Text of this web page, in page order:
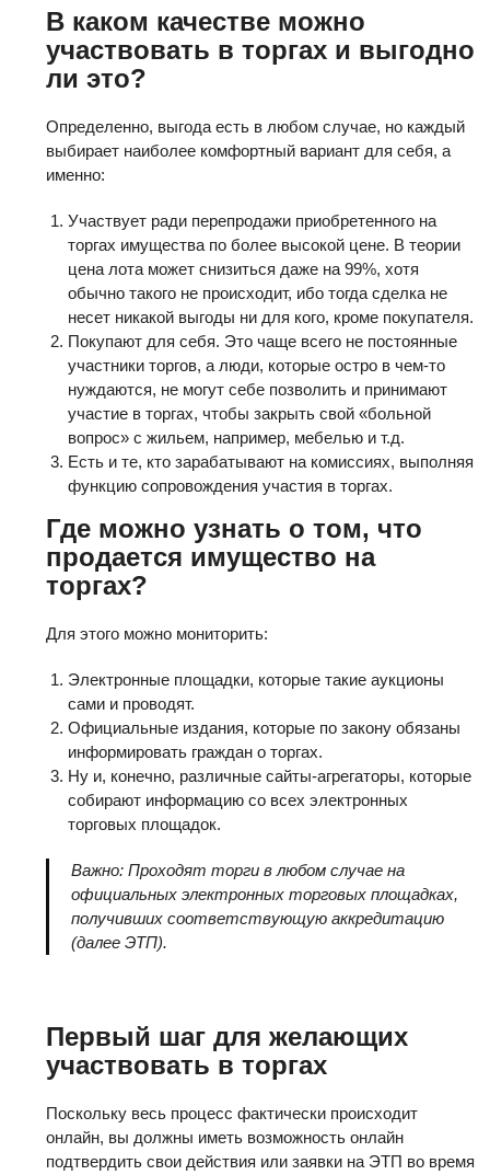
В каком качестве можно
участвовать в торгах и выгодно
ли это?
Определенно, выгода есть в любом случае, но каждый
выбирает наиболее комфортный вариант для себя, а
именно:
Участвует ради перепродажи приобретенного на
торгах имущества по более высокой цене. В теории
цена лота может снизиться даже на 99%, хотя
обычно такого не происходит, ибо тогда сделка не
несет никакой выгоды ни для кого, кроме покупателя.
Покупают для себя. Это чаще всего не постоянные
участники торгов, а люди, которые остро в чем-то
нуждаются, не могут себе позволить и принимают
участие в торгах, чтобы закрыть свой «больной
вопрос» с жильем, например, мебелью и т.д.
Есть и те, кто зарабатывают на комиссиях, выполняя
функцию сопровождения участия в торгах.
Где можно узнать о том, что
продается имущество на
торгах?
Для этого можно мониторить:
Электронные площадки, которые такие аукционы
сами и проводят.
Официальные издания, которые по закону обязаны
информировать граждан о торгах.
Ну и, конечно, различные сайты-агрегаторы, которые
собирают информацию со всех электронных
торговых площадок.
Важно: Проходят торги в любом случае на
официальных электронных торговых площадках,
получивших соответствующую аккредитацию
(далее ЭТП).
Первый шаг для желающих
участвовать в торгах
Поскольку весь процесс фактически происходит
онлайн, вы должны иметь возможность онлайн
подтвердить свои действия или заявки на ЭТП во время